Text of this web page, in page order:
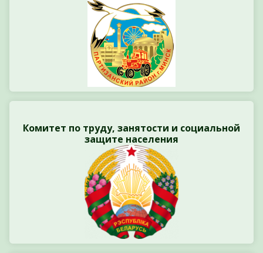
Комитет по труду, занятости и социальной
защите населения